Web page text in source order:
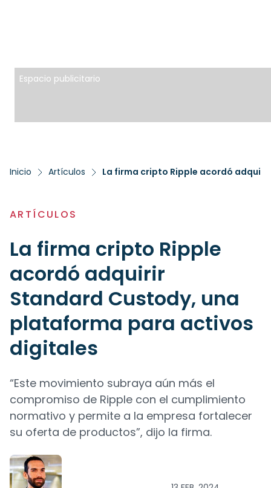
Espacio publicitario
Inicio Artículos
ARTÍCULOS
La firma cripto Ripple
acordó adquirir
Standard Custody, una
plataforma para activos
digitales
“Este movimiento subraya aún más el
compromiso de Ripple con el cumplimiento
normativo y permite a la empresa fortalecer
su oferta de productos”, dijo la firma.